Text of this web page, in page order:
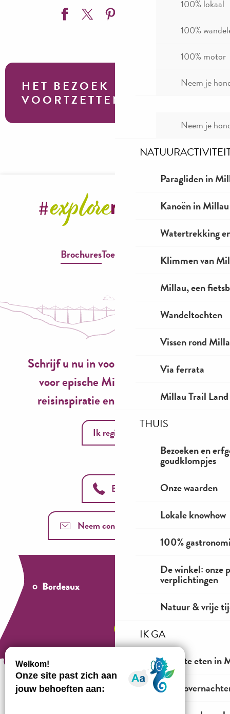
100% lokaal
100%
100% motor
Neem je
Neem je
Paragliden in
Kanoën in
Watertrekking
Klimmen van
Millau, een
Wandeltochten
Vissen rond
Via ferrata
Millau Trail Land
THUIS
Bezoeken en
goudklompjes
Onze waarden
Lokale knowhow
100%
De winkel: onze
verplichtingen
Natuur & vrije
IK GA
Waar te eten in
Waar
Ajouter
Location de canoës - Camping Canoës Gorges du Tarn
Esprit Nature Canoë
Emotion Canoë
Canoë "Canoë 2000" - Gorges du Tarn
Aqua Soleil Eau Canoë
HET BEZOEK
VOORTZETTEN
Openbare pieren
BrochuresToegankelijkheid
Schrijf u nu in voor onze nieuwsbrief
voor epische Millau-ervaringen,
reisinspiratie en seizoensideeën!
Ik registreer
Bel ons
Neem contact met ons op